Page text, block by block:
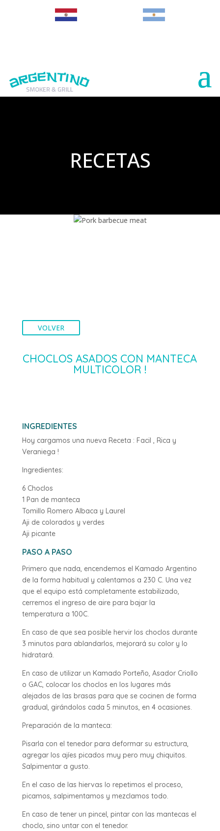
RECETAS
VOLVER
CHOCLOS ASADOS CON MANTECA
MULTICOLOR !
INGREDIENTES
Hoy cargamos una nueva Receta : Facil , Rica y
Veraniega !
Ingredientes:
6 Choclos
1 Pan de manteca
Tomillo Romero Albaca y Laurel
Aji de colorados y verdes
Aji picante
PASO A PASO
Primero que nada, encendemos el Kamado Argentino
de la forma habitual y calentamos a 230 C. Una vez
que el equipo está completamente estabilizado,
cerremos el ingreso de aire para bajar la
temperatura a 100C.
En caso de que sea posible hervir los choclos durante
3 minutos para ablandarlos, mejorará su color y lo
hidratará.
En caso de utilizar un Kamado Porteño, Asador Criollo
o GAC, colocar los choclos en los lugares más
alejados de las brasas para que se cocinen de forma
gradual, girándolos cada 5 minutos, en 4 ocasiones.
Preparación de la manteca:
Pisarla con el tenedor para deformar su estructura,
agregar los ajíes picados muy pero muy chiquitos.
Salpimentar a gusto.
En el caso de las hiervas lo repetimos el proceso,
picamos, salpimentamos y mezclamos todo.
En caso de tener un pincel, pintar con las mantecas el
choclo, sino untar con el tenedor.